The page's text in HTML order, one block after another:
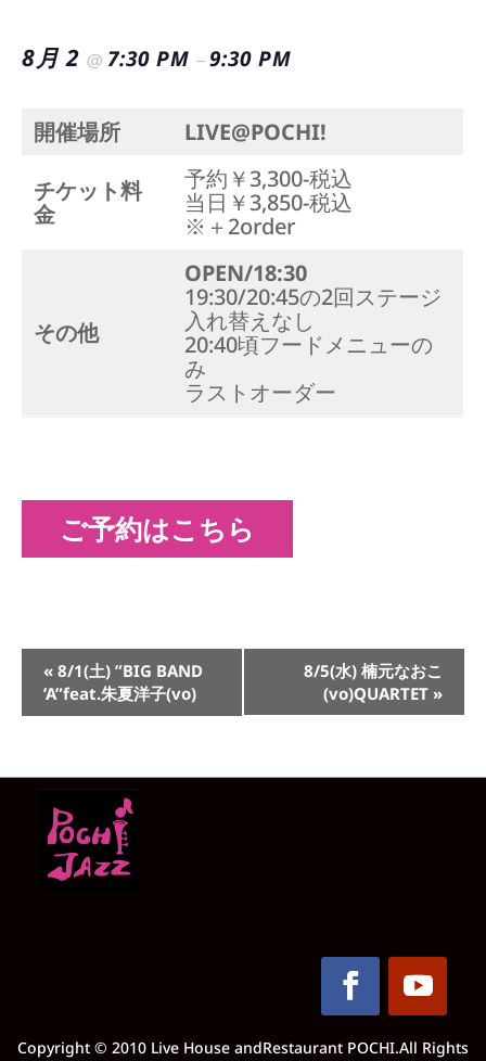
8月 2 @ 7:30 PM –9:30 PM
開催場所
LIVE@POCHI!
チケット料
金
予約￥3,300-税込
当日￥3,850-税込
※＋2order
その他
OPEN/18:30
19:30/20:45の2回ステージ
入れ替えなし
20:40頃フードメニューの
み
ラストオーダー
ご予約はこちら
イ
ベ
ン
ビ
« 8/1(土) ”BIG BAND
’A”feat.朱夏洋子(vo)
8/5(水) 楠元なおこ
(vo)QUARTET »
Copyright © 2010 Live House andRestaurant POCHI.All Rights